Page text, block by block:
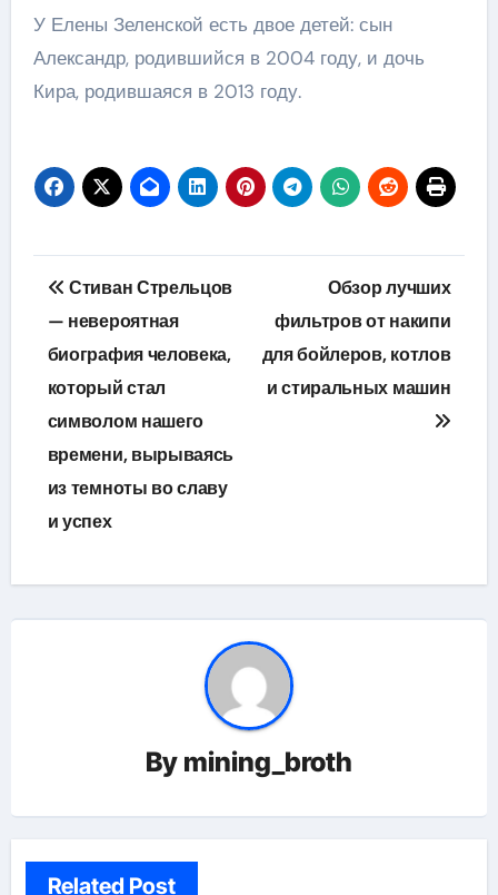
У Елены Зеленской есть двое детей: сын
Александр, родившийся в 2004 году, и дочь
Кира, родившаяся в 2013 году.
Навигация
по
записям
Стиван Стрельцов
— невероятная
биография человека,
который стал
символом нашего
времени, вырываясь
из темноты во славу
и успех
Обзор лучших
фильтров от накипи
для бойлеров, котлов
и стиральных машин
By mining_broth
Related Post